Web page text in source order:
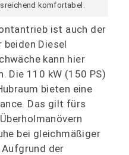
komfortabel.
ist auch der
Diesel
kann hier
Die 110 kW (150 PS)
bieten eine
Das gilt fürs
bei gleichmäßiger
der